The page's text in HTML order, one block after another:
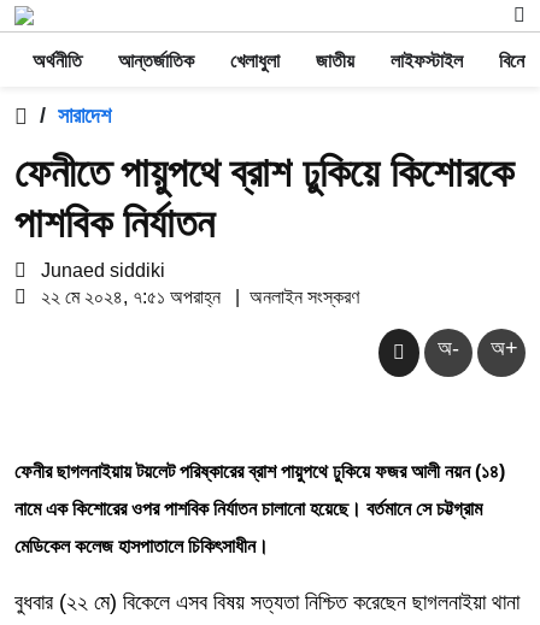
অর্থনীতি আন্তর্জাতিক খেলাধুলা জাতীয় লাইফস্টাইল
/ সারাদেশ
ফেনীতে পায়ুপথে ব্রাশ ঢুকিয়ে কিশোরকে
পাশবিক নির্যাতন
Junaed siddiki
২২ মে ২০২৪, ৭:৫১ অপরাহ্ন
অনলাইন সংস্করণ
অ- অ+
ফেনীর ছাগলনাইয়ায় টয়লেট পরিষ্কারের ব্রাশ পায়ুপথে ঢুকিয়ে ফজর আলী নয়ন (১৪)
নামে এক কিশোরের ওপর পাশবিক নির্যাতন চালানো হয়েছে। বর্তমানে সে চট্টগ্রাম
মেডিকেল কলেজ হাসপাতালে চিকিৎসাধীন।
বুধবার (২২ মে) বিকেলে এসব বিষয় সত্যতা নিশ্চিত করেছেন ছাগলনাইয়া থানা